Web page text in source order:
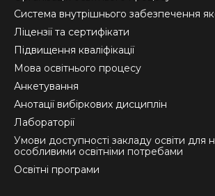
new
window
new
window
new
window
Система внутрішнього забезпечення
Ліцензії та сертифікати
Підвищення кваліфікації
Мова освітнього процесу
Анкетування
Анотації вибіркових дисциплін
Лабораторії
Умови доступності закладу освіти для
особливими освітніми потребами
Освітні програми